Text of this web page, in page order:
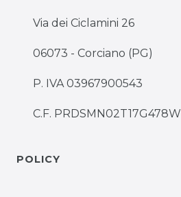
Via dei Ciclamini 26
06073 - Corciano (PG)
P. IVA 03967900543
C.F. PRDSMN02T17G478W
POLICY